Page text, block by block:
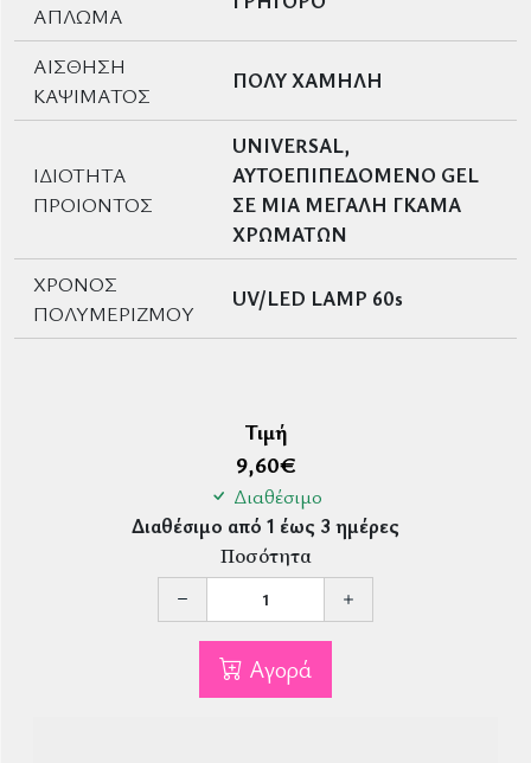
ΑΠΛΩΜΑ
ΑΙΣΘΗΣΗ
ΚΑΨΙΜΑΤΟΣ
ΠΟΛΥ ΧΑΜΗΛΗ
ΙΔΙΟΤΗΤΑ
ΠΡΟΙΟΝΤΟΣ
UNIVERSAL,
ΑΥΤΟΕΠΙΠΕΔΟΜΕΝΟ GEL
ΣΕ ΜΙΑ ΜΕΓΑΛΗ ΓΚΑΜΑ
ΧΡΩΜΑΤΩΝ
ΧΡΟΝΟΣ
ΠΟΛΥΜΕΡΙΖΜΟΥ
UV/LED LAMP 60s
Τιμή
9,60€
Διαθέσιμο
Διαθέσιμο από 1 έως 3 ημέρες
Ποσότητα
Αγορά